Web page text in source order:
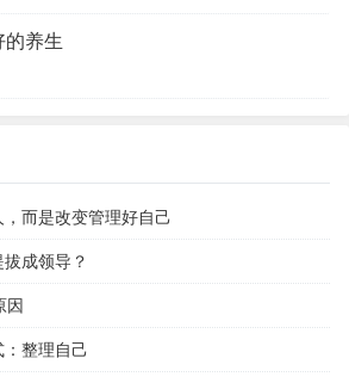
的养生
而是改变管理好自己
成领导？
因
整理自己